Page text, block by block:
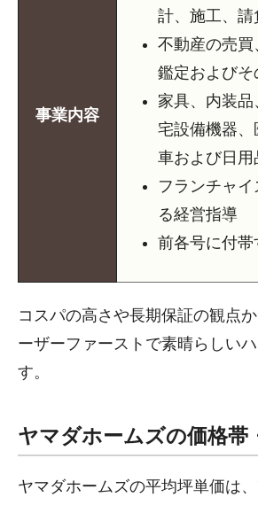
事業内容
計、施工、
不動産の売買
鑑定およびそ
家具、内装
宅設備機器
車および日
フランチャ
る経営指導
前各号に付
コスパの高さや長期保証の観点
ーザーファーストで素晴らしい
す。
ヤマダホームズの価格帯
ヤマダホームズの平均坪単価は、